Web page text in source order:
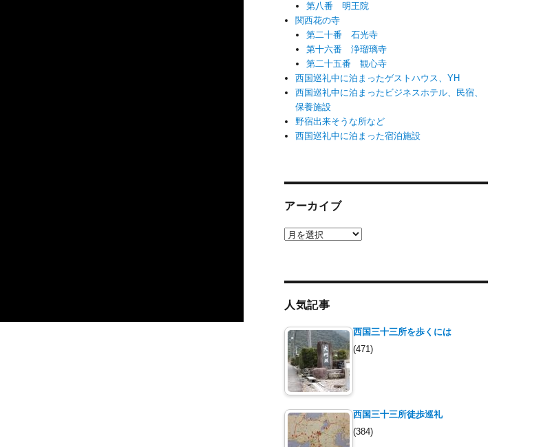
第八番 明王院
関西花の寺
第二十番 石光寺
第十六番 浄瑠璃寺
第二十五番 観心寺
西国巡礼中に泊まったゲストハウス、YH
西国巡礼中に泊まったビジネスホテル、民宿、
保養施設
野宿出来そうな所など
西国巡礼中に泊まった宿泊施設
アーカイブ
ア
人気記事
西国三十三所を歩くには
(471)
西国三十三所徒歩巡礼
(384)